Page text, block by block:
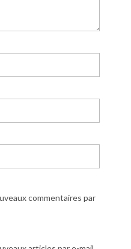
commentaires par